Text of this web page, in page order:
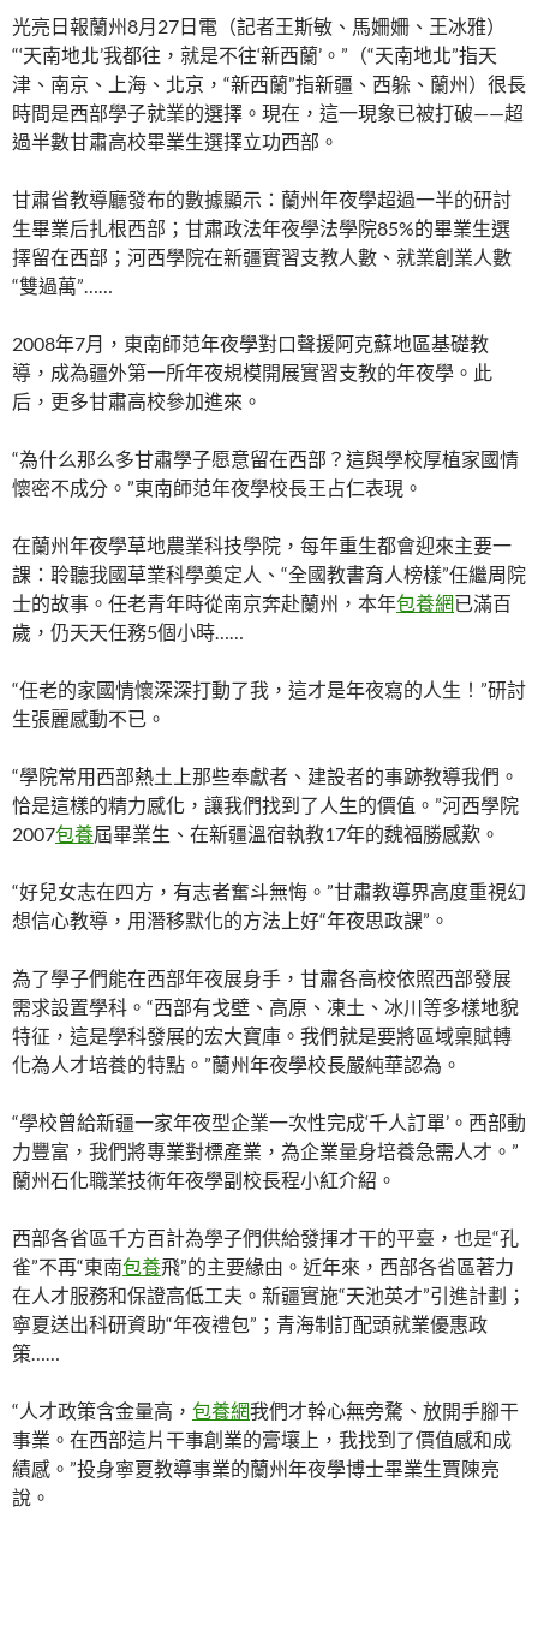
光亮日報蘭州8月27日電（記者王斯敏、馬姍姍、王冰雅）
“‘天南地北’我都往，就是不往‘新西蘭’。”（“天南地北”指天
津、南京、上海、北京，“新西蘭”指新疆、西躲、蘭州）很長
時間是西部學子就業的選擇。現在，這一現象已被打破——超
過半數甘肅高校畢業生選擇立功西部。
甘肅省教導廳發布的數據顯示：蘭州年夜學超過一半的研討
生畢業后扎根西部；甘肅政法年夜學法學院85%的畢業生選
擇留在西部；河西學院在新疆實習支教人數、就業創業人數
“雙過萬”……
2008年7月，東南師范年夜學對口聲援阿克蘇地區基礎教
導，成為疆外第一所年夜規模開展實習支教的年夜學。此
后，更多甘肅高校參加進來。
“為什么那么多甘肅學子愿意留在西部？這與學校厚植家國情
懷密不成分。”東南師范年夜學校長王占仁表現。
在蘭州年夜學草地農業科技學院，每年重生都會迎來主要一
課：聆聽我國草業科學奠定人、“全國教書育人榜樣”任繼周院
士的故事。任老青年時從南京奔赴蘭州，本年包養網已滿百
歲，仍天天任務5個小時……
“任老的家國情懷深深打動了我，這才是年夜寫的人生！”研討
生張麗感動不已。
“學院常用西部熱土上那些奉獻者、建設者的事跡教導我們。
恰是這樣的精力感化，讓我們找到了人生的價值。”河西學院
2007包養屆畢業生、在新疆溫宿執教17年的魏福勝感歎。
“好兒女志在四方，有志者奮斗無悔。”甘肅教導界高度重視幻
想信心教導，用潛移默化的方法上好“年夜思政課”。
為了學子們能在西部年夜展身手，甘肅各高校依照西部發展
需求設置學科。“西部有戈壁、高原、凍土、冰川等多樣地貌
特征，這是學科發展的宏大寶庫。我們就是要將區域稟賦轉
化為人才培養的特點。”蘭州年夜學校長嚴純華認為。
“學校曾給新疆一家年夜型企業一次性完成‘千人訂單’。西部動
力豐富，我們將專業對標產業，為企業量身培養急需人才。”
蘭州石化職業技術年夜學副校長程小紅介紹。
西部各省區千方百計為學子們供給發揮才干的平臺，也是“孔
雀”不再“東南包養飛”的主要緣由。近年來，西部各省區著力
在人才服務和保證高低工夫。新疆實施“天池英才”引進計劃；
寧夏送出科研資助“年夜禮包”；青海制訂配頭就業優惠政
策……
“人才政策含金量高， 包養網我們才幹心無旁騖、放開手腳干
事業。在西部這片干事創業的膏壤上，我找到了價值感和成
績感。”投身寧夏教導事業的蘭州年夜學博士畢業生賈陳亮
說。